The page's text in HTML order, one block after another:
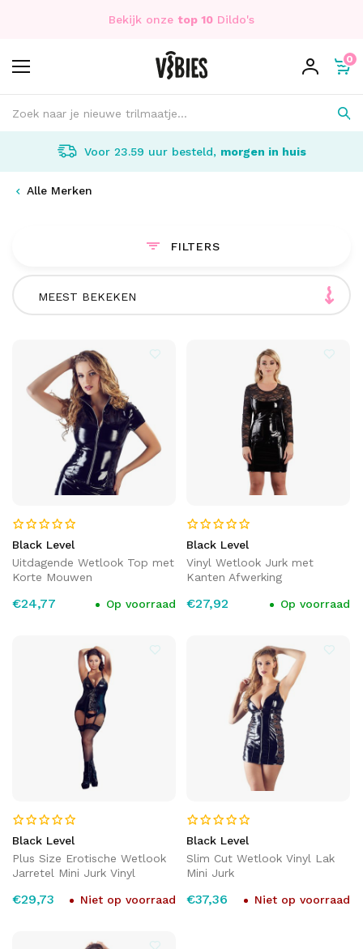
Bekijk onze top 10 Dildo's
0
Voor 23.59 uur besteld, morgen in huis
Alle Merken
FILTERS
MEEST BEKEKEN
Black Level
Uitdagende Wetlook Top met
Korte Mouwen
€24,77 Op voorraad
Black Level
Vinyl Wetlook Jurk met
Kanten Afwerking
€27,92 Op voorraad
Black Level
Plus Size Erotische Wetlook
Jarretel Mini Jurk Vinyl
€29,73 Niet op voorraad
Black Level
Slim Cut Wetlook Vinyl Lak
Mini Jurk
€37,36 Niet op voorraad